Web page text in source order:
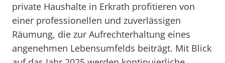
private Haushalte in Erkrath profitieren von
einer professionellen und zuverlässigen
Räumung, die zur Aufrechterhaltung eines
angenehmen Lebensumfelds beiträgt. Mit Blick